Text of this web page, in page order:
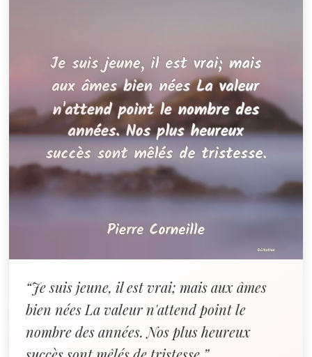
“Je suis jeune, il est vrai; mais aux âmes
bien nées La valeur n'attend point le
nombre des années. Nos plus heureux